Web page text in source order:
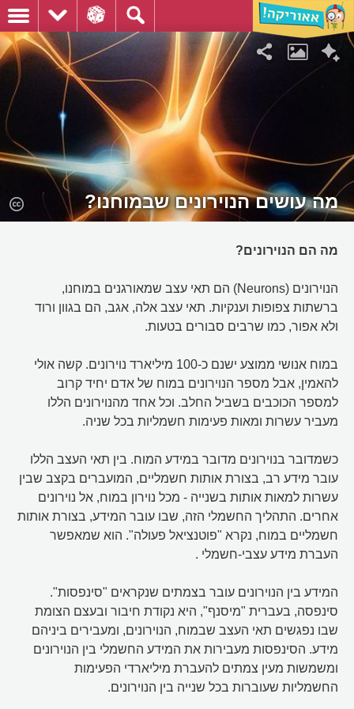
מה עושים הנוירונים שבמוחנו?
מה הם הנוירונים?
הנוירונים (Neurons) הם תאי עצב שמאורגנים במוחנו,
ברשתות צפופות וענקיות. תאי עצב אלה, אגב, הם בגוון ורוד
ולא אפור, כמו שרבים סבורים בטעות.
במוח אנושי ממוצע ישנם כ-100 מיליארד נוירונים. קשה אולי
להאמין, אבל מספר הנוירונים במוח של אדם יחיד קרוב
למספר הכוכבים בשביל החלב. וכל אחד מהנוירונים הללו
מעביר עשרות ומאות פעימות חשמליות בכל שניה.
כשמדובר בנוירונים מדובר במידע המוח. בין תאי העצב הללו
עובר מידע רב, בצורת אותות חשמליים, המועברים בקצב שבין
עשרות למאות אותות בשנייה - מכל נוירון במוח, אל נוירונים
אחרים. התהליך החשמלי הזה, שבו עובר המידע, בצורת אותות
חשמליים במוח, נקרא "פוטנציאל פעולה". הוא שמאפשר
העברת מידע עצבי-חשמלי .
המידע בין הנוירונים עובר בצמתים שנקראים "סינפסות".
סינפסה, בעברית "מיסנף", היא נקודת חיבור ובעצם הצומת
שבו נפגשים תאי העצב שבמוח, הנוירונים, ומעבירים ביניהם
מידע. הסינפסות מעבירות את המידע החשמלי בין הנוירונים
ומשמשות מעין צמתים להעברת מיליארדי הפעימות
החשמליות שעוברות בכל שנייה בין הנוירונים.